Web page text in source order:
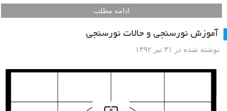
ادامه مطلب
آموزش نورسنجی و حالات نورسنجی
نوشته شده در ۳۱ تیر ۱۳۹۲